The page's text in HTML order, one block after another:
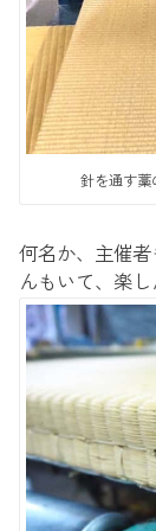
針を通す藁
何名か、主催
んもいて、楽